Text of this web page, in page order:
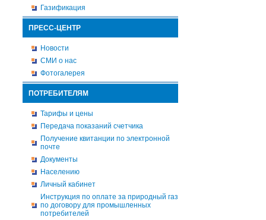
Газификация
ПРЕСС-ЦЕНТР
Новости
СМИ о нас
Фотогалерея
ПОТРЕБИТЕЛЯМ
Тарифы и цены
Передача показаний счетчика
Получение квитанции по электронной
почте
Документы
Населению
Личный кабинет
Инструкция по оплате за природный газ
по договору для промышленных
потребителей